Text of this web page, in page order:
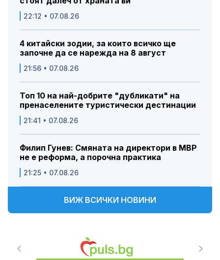
22:12 • 07.08.26
4 китайски зодии, за които всичко ще
започне да се нарежда на 8 август
21:56 • 07.08.26
Топ 10 на най-добрите "дубликати" на
пренаселените туристически дестинации
21:41 • 07.08.26
Филип Гунев: Смяната на директори в МВР
не е реформа, а порочна практика
21:25 • 07.08.26
ВИЖ ВСИЧКИ НОВИНИ